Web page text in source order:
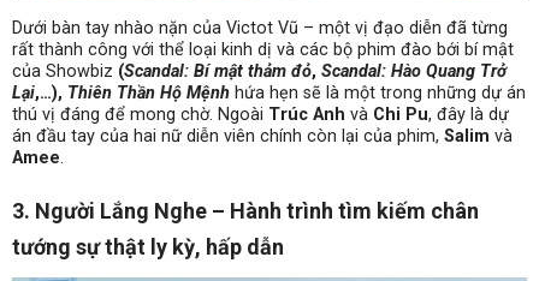
Dưới bàn tay nhào nặn của Victot Vũ – một vị đạo diễn đã từng
rất thành công với thể loại kinh dị và các bộ phim đào bới bí mật
của Showbiz (Scandal: Bí mật thảm đỏ, Scandal: Hào Quang Trở
Lại,…), Thiên Thần Hộ Mệnh hứa hẹn sẽ là một trong những dự án
thú vị đáng để mong chờ. Ngoài Trúc Anh và Chi Pu, đây là dự
án đầu tay của hai nữ diễn viên chính còn lại của phim, Salim và
Amee.
3. Người Lắng Nghe – Hành trình tìm kiếm chân
tướng sự thật ly kỳ, hấp dẫn